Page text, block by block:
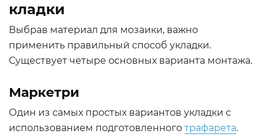
кладки
Выбрав материал для мозаики, важно
применить правильный способ укладки.
Существует четыре основных варианта монтажа.
Маркетри
Один из самых простых вариантов укладки с
использованием подготовленного трафарета.